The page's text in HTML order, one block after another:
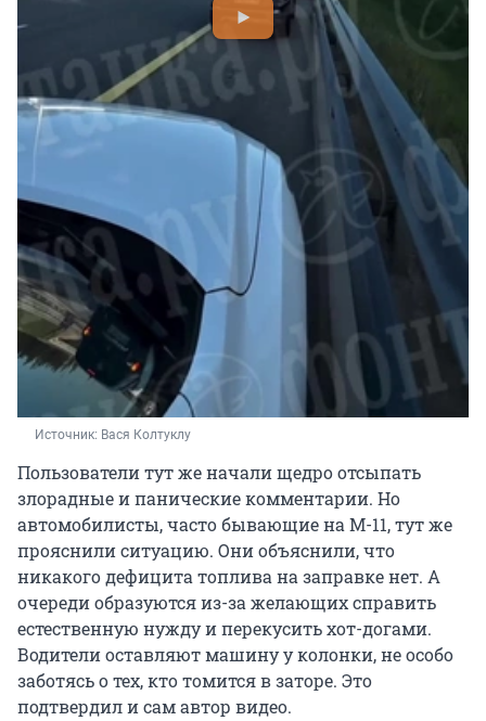
Источник: Вася Колтуклу
Пользователи тут же начали щедро отсыпать
злорадные и панические комментарии. Но
автомобилисты, часто бывающие на М-11, тут же
прояснили ситуацию. Они объяснили, что
никакого дефицита топлива на заправке нет. А
очереди образуются из-за желающих справить
естественную нужду и перекусить хот-догами.
Водители оставляют машину у колонки, не особо
заботясь о тех, кто томится в заторе. Это
подтвердил и сам автор видео.